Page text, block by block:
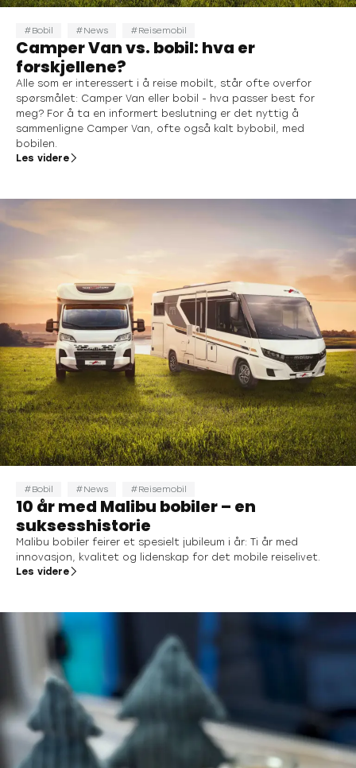
Bobil News Reisemobil
Camper Van vs. bobil: hva er
forskjellene?
Alle som er interessert i å reise mobilt, står ofte overfor
spørsmålet: Camper Van eller bobil - hva passer best for
meg? For å ta en informert beslutning er det nyttig å
sammenligne Camper Van, ofte også kalt bybobil, med
bobilen.
Les videre
Bobil News Reisemobil
10 år med Malibu bobiler – en
suksesshistorie
Malibu bobiler feirer et spesielt jubileum i år: Ti år med
innovasjon, kvalitet og lidenskap for det mobile reiselivet.
Les videre